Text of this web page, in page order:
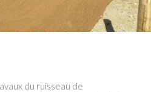
du ruisseau de